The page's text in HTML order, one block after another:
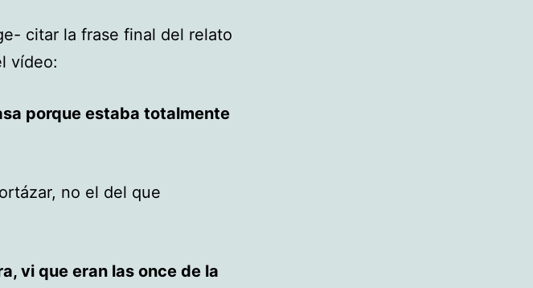
citar la frase final del relato
vídeo:
porque estaba totalmente
no el del que
vi que eran las once de la